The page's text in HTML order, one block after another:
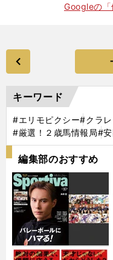
Googleの「
キーワード
#エリモピクシー#クラレ
#厳選！２歳馬情報局#
編集部のおすすめ